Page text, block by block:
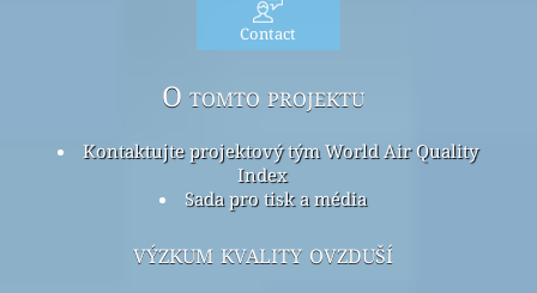
Contact
O tomto projektu
Kontaktujte projektový tým World Air Quality
Index
Sada pro tisk a média
výzkum kvality ovzduší